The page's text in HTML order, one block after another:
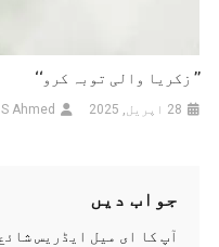
’’ زکریا والی توبہ کرو‘‘
28 اپریل, 2025 S Ahmed
جواب دیں
آپ کا ای میل ایڈریس